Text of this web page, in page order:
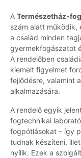
A Természetház-
szám alatt működik,
a család minden
gyermekfogászatot
A rendelőben
kiemelt figyelmet
fejlődésre, valamint
alkalmazására.
A rendelő egyik
fogtechnikai
fogpótlásokat – így
tudnak készíteni,
nyílik. Ezek a